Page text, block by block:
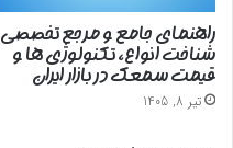
راهنمای جامع و مرجع تخصصی
شناخت انواع، تکنولوژی ها و
قیمت سمعک در بازار ایران
تیر 8, 1405